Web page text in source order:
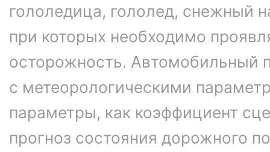
гололедица, гололед, снежный
при которых необходимо
осторожность. Автомобильный
с метеорологическими
параметры, как коэффициент
прогноз состояния дорожного